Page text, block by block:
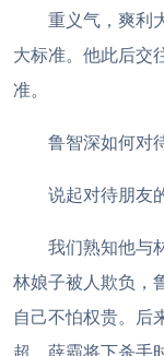
重义气，爽利
大标准。他此后交
准。
鲁智深如何对
说起对待朋友
我们熟知他与
林娘子被人欺负，
自己不怕权贵。后